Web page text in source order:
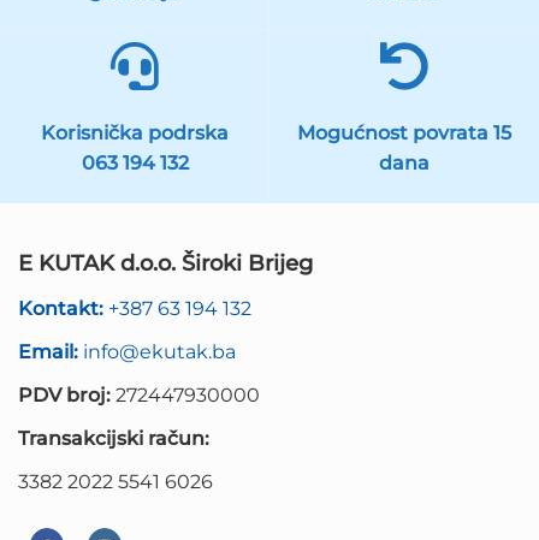
Korisnička podrska
063 194 132
Mogućnost povrata 15
dana
E KUTAK d.o.o. Široki Brijeg
Kontakt: +387 63 194 132
Email: info@ekutak.ba
PDV broj: 272447930000
Transakcijski račun:
3382 2022 5541 6026